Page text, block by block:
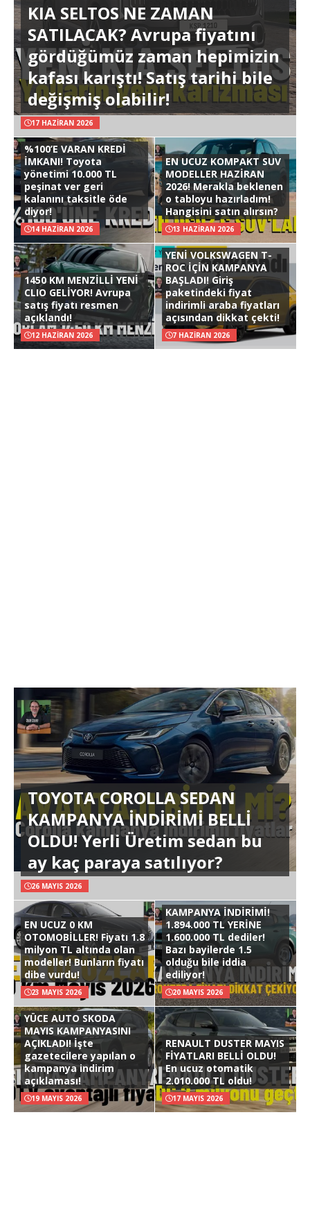
KIA SELTOS NE ZAMAN
SATILACAK? Avrupa fiyatını
gördüğümüz zaman hepimizin
kafası karıştı! Satış tarihi bile
değişmiş olabilir!
17 HAZIRAN 2026
%100’E VARAN KREDİ
İMKANI! Toyota
yönetimi 10.000 TL
peşinat ver geri
kalanını taksitle öde
diyor!
14 HAZIRAN 2026
EN UCUZ KOMPAKT SUV
MODELLER HAZİRAN
2026! Merakla beklenen
o tabloyu hazırladım!
Hangisini satın alırsın?
13 HAZIRAN 2026
1450 KM MENZİLLİ YENİ
CLIO GELİYOR! Avrupa
satış fiyatı resmen
açıklandı!
12 HAZIRAN 2026
YENİ VOLKSWAGEN T-
ROC İÇİN KAMPANYA
BAŞLADI! Giriş
paketindeki fiyat
indirimli araba fiyatları
açısından dikkat çekti!
7 HAZIRAN 2026
TOYOTA COROLLA SEDAN
KAMPANYA İNDİRİMİ BELLİ
OLDU! Yerli Üretim sedan bu
ay kaç paraya satılıyor?
26 MAYIS 2026
EN UCUZ 0 KM
OTOMOBİLLER! Fiyatı 1.8
milyon TL altında olan
modeller! Bunların fiyatı
dibe vurdu!
23 MAYIS 2026
KAMPANYA İNDİRİMİ!
1.894.000 TL YERİNE
1.600.000 TL dediler!
Bazı bayilerde 1.5
olduğu bile iddia
ediliyor!
20 MAYIS 2026
YÜCE AUTO SKODA
MAYIS KAMPANYASINI
AÇIKLADI! İşte
gazetecilere yapılan o
kampanya indirim
açıklaması!
19 MAYIS 2026
RENAULT DUSTER MAYIS
FİYATLARI BELLİ OLDU!
En ucuz otomatik
2.010.000 TL oldu!
17 MAYIS 2026